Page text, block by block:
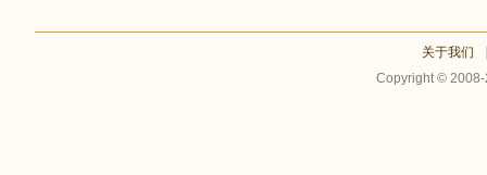
关于我们
Copyright ©